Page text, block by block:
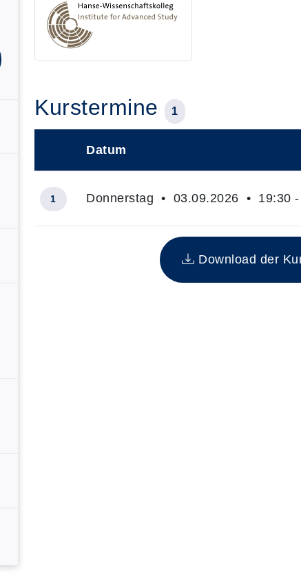
Kurstermine 1
Insgesamt gibt es 1 Termine zum diesen Kurs
Datum
1 Donnerstag • 03.09.2026 • 19:30 -
Download der